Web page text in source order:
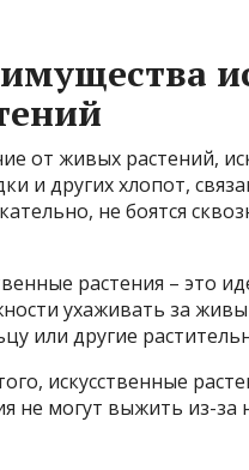
от живых растений,
и других хлопот,
не боятся
растения – это
ухаживать за
или другие
искусственные
не могут выжить из-